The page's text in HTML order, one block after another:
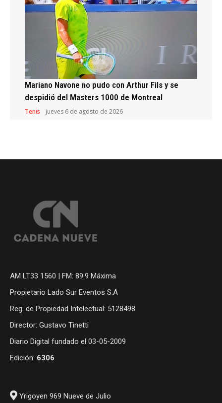
Mariano Navone no pudo con Arthur Fils y se
despidió del Masters 1000 de Montreal
Tenis jueves 6 de agosto de 2026
AM LT33 1560 | FM: 89.9 Máxima
Propietario Lado Sur Eventos S.A
Reg. de Propiedad Intelectual: 5128498
Director: Gustavo Tinetti
Diario Digital fundado el 03-05-2009
Edición: 6306
Yrigoyen 969 Nueve de Julio